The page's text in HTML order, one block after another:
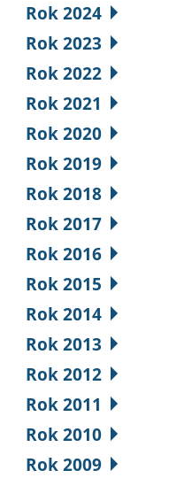
Rok 2024
Rok 2023
Rok 2022
Rok 2021
Rok 2020
Rok 2019
Rok 2018
Rok 2017
Rok 2016
Rok 2015
Rok 2014
Rok 2013
Rok 2012
Rok 2011
Rok 2010
Rok 2009